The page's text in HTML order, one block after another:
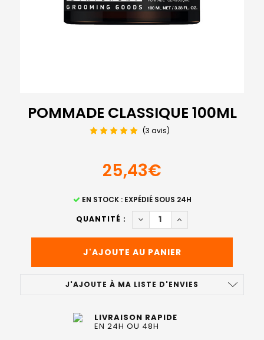
POMMADE CLASSIQUE 100ML
(3 avis)
25,43€
EN STOCK : EXPÉDIÉ SOUS 24H
QUANTITÉ :
DIMINUER LA QUANTITÉ DE
AUGMENTER LA
J'AJOUTE À MA LISTE D'ENVIES
LIVRAISON RAPIDE
EN 24H OU 48H